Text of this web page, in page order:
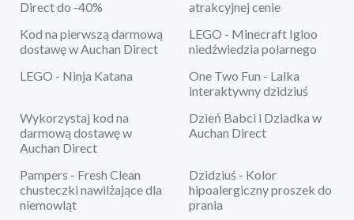
Direct do -40%
atrakcyjnej cenie
Kod na pierwszą darmową
dostawę w Auchan Direct
LEGO - Minecraft Igloo
niedźwiedzia polarnego
LEGO - Ninja Katana
One Two Fun - Lalka
interaktywny dzidziuś
Wykorzystaj kod na
darmową dostawę w
Auchan Direct
Dzień Babci i Dziadka w
Auchan Direct
Pampers - Fresh Clean
chusteczki nawilżające dla
niemowląt
Dzidziuś - Kolor
hipoalergiczny proszek do
prania